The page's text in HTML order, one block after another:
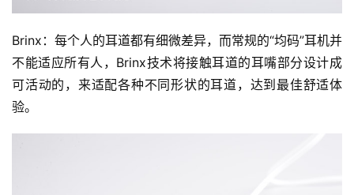
Brinx：每个人的耳道都有细微差异，而常规的“均码”耳机并
不能适应所有人，Brinx技术将接触耳道的耳嘴部分设计成
可活动的，来适配各种不同形状的耳道，达到最佳舒适体
验。